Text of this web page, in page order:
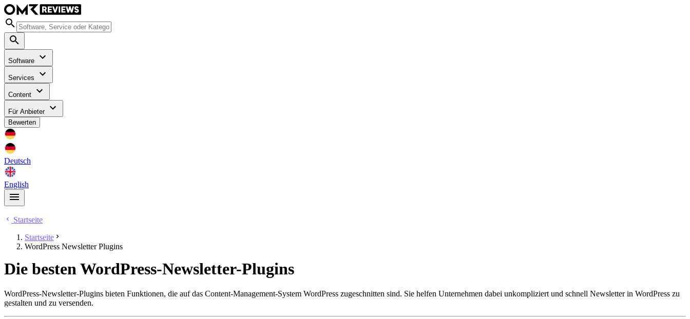
Software
Services
Content
Für Anbieter
Bewerten
Deutsch
English
Startseite
Startseite
WordPress Newsletter Plugins
Die besten WordPress-Newsletter-Plugins
WordPress-Newsletter-Plugins bieten Funktionen, die auf das Content-Management-System WordPress zugeschnitten sind. Sie helfen Unternehmen dabei unkompliziert und schnell Newsletter in WordPress zu
gestalten und zu versenden.